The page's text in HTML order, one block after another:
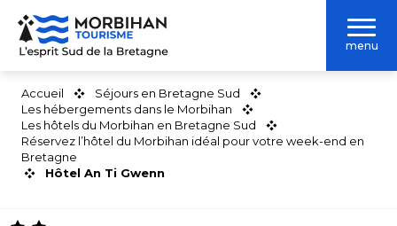
Aller
contenu
menu
Accueil
Séjours en Bretagne Sud
Les hébergements dans le Morbihan
Les hôtels du Morbihan en Bretagne Sud
Réservez l’hôtel du Morbihan idéal pour votre week-end en
Bretagne
Hôtel An Ti Gwenn